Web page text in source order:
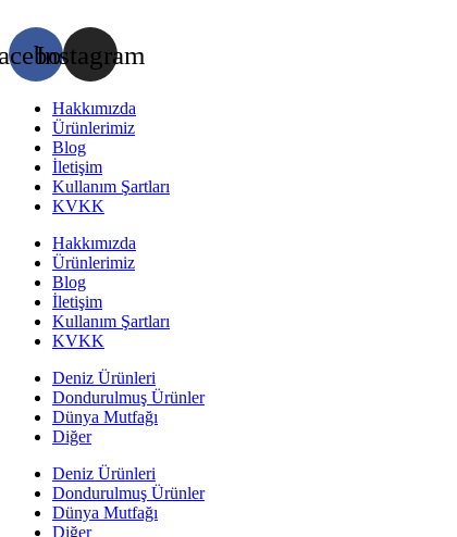
Instagram
Hakkımızda
Ürünlerimiz
Blog
İletişim
Kullanım Şartları
KVKK
Hakkımızda
Ürünlerimiz
Blog
İletişim
Kullanım Şartları
KVKK
Deniz Ürünleri
Dondurulmuş Ürünler
Dünya Mutfağı
Diğer
Deniz Ürünleri
Dondurulmuş Ürünler
Dünya Mutfağı
Diğer